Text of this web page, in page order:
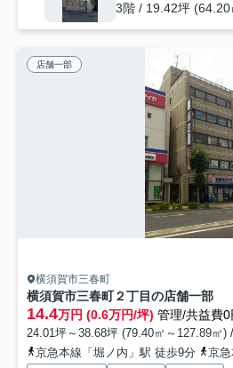
3階 / 19.42坪 (64.20
店舗一部
横須賀市三春町
横須賀市三春町２丁目の店舗一部
14.4万円 (0.6万円/坪) 管理/共益費0
24.01坪～38.68坪 (79.40㎡～127.89㎡)
京急本線「堀ノ内」駅 徒歩9分
京急